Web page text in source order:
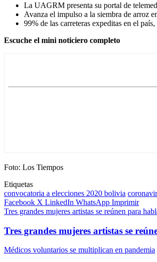
La UAGRM presenta su portal de
Avanza el impulso a la siembra de arroz
99% de las carreteras expeditas en el
Escuche el mini noticiero completo
Foto: Los Tiempos
Etiquetas
convocatoria a elecciones 2020 bolivia
Facebook X LinkedIn WhatsApp Imprimir
Tres grandes mujeres artistas se reúnen para
Tres grandes mujeres artistas se
Médicos voluntarios se multiplican en pandemia